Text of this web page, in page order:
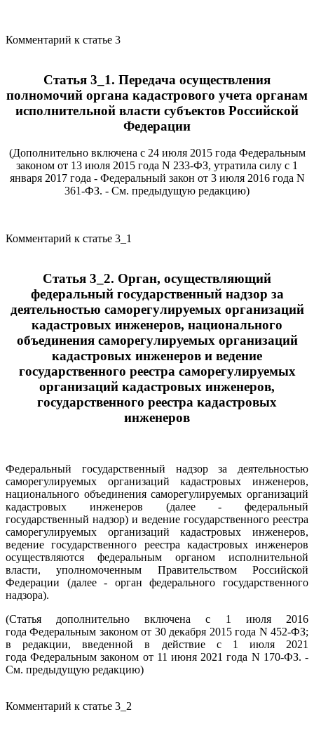
Комментарий к статье 3
Статья 3_1. Передача осуществления
полномочий органа кадастрового учета органам
исполнительной власти субъектов Российской
Федерации
(Дополнительно включена с 24 июля 2015 года Федеральным
законом от 13 июля 2015 года N 233-ФЗ, утратила силу с 1
января 2017 года - Федеральный закон от 3 июля 2016 года N
361-ФЗ. - См. предыдущую редакцию)
Комментарий к статье 3_1
Статья 3_2. Орган, осуществляющий
федеральный государственный надзор за
деятельностью саморегулируемых организаций
кадастровых инженеров, национального
объединения саморегулируемых организаций
кадастровых инженеров и ведение
государственного реестра саморегулируемых
организаций кадастровых инженеров,
государственного реестра кадастровых
инженеров
Федеральный государственный надзор за деятельностью
саморегулируемых организаций кадастровых инженеров,
национального объединения саморегулируемых организаций
кадастровых инженеров (далее - федеральный
государственный надзор) и ведение государственного реестра
саморегулируемых организаций кадастровых инженеров,
ведение государственного реестра кадастровых инженеров
осуществляются федеральным органом исполнительной
власти, уполномоченным Правительством Российской
Федерации (далее - орган федерального государственного
надзора).
(Статья дополнительно включена с 1 июля 2016
года Федеральным законом от 30 декабря 2015 года N 452-ФЗ;
в редакции, введенной в действие с 1 июля 2021
года Федеральным законом от 11 июня 2021 года N 170-ФЗ. -
См. предыдущую редакцию)
Комментарий к статье 3_2